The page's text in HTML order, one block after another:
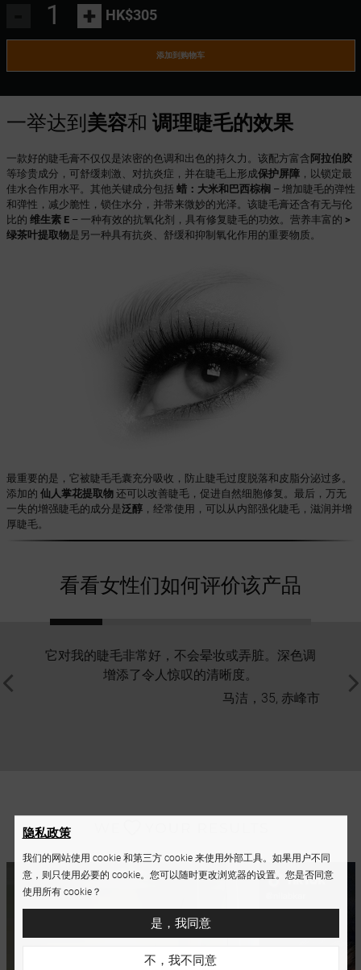
+ HK$305
添加到购物车
一举达到 美容和 调理睫毛的效果
一款好的睫毛膏不仅仅是浓密的色调和出色的持久力。该配方富含阿拉伯胶
等珍贵成分，可舒缓刺激、对抗炎症，并在睫毛上形成保护屏障，以锁定最
佳水合作用水平。其他关键成分包括 蜡：大米和巴西棕榈– 增加睫毛的弹性
和弹性，减少脆性，锁住水分，并带来微妙的光泽。该睫毛膏还含有无与伦
比的 维生素 E– 一种有效的抗氧化剂，具有修复睫毛的功效。营养丰富的 >
绿茶叶提取物是另一种具有抗炎、舒缓和抑制氧化作用的重要物质。
最重要的是，它被睫毛毛囊充分吸收，防止睫毛过度脱落和皮脂分泌过多。
添加的 仙人掌花提取物还可以改善睫毛，促进自然细胞修复。最后，万无
一失的增强睫毛的成分是泛醇，经常使用，可以从内部强化睫毛，滋润并增
厚睫毛。
看看女性们如何评价该产品
它对我的睫毛非常好，不会晕妆或弄脏。深色调
增添了令人惊叹的清晰度。
马洁，35, 赤峰市
来，
隐私政策
我们的网站使用 cookie 和第三方 cookie 来使用外部工具。如果用户不同
意，则只使用必要的 cookie。您可以随时更改浏览器的设置。您是否同意
使用所有 cookie？
是，我同意
不，我不同意